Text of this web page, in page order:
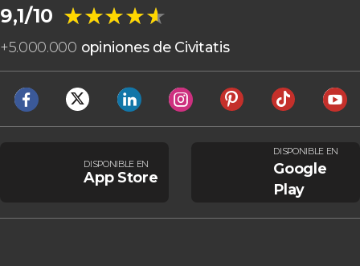
9,1/10 ★★★★★
★★★★★
+5.000.000 opiniones de Civitatis
DISPONIBLE EN
App Store
DISPONIBLE EN
Google
Play